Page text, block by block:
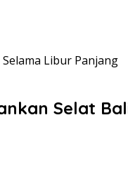
Libur Panjang
Selat